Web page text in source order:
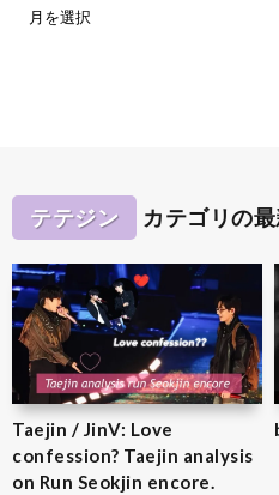
テテジン カテゴリの
Taejin / JinV: Love
confession? Taejin analysis
on Run Seokjin encore.